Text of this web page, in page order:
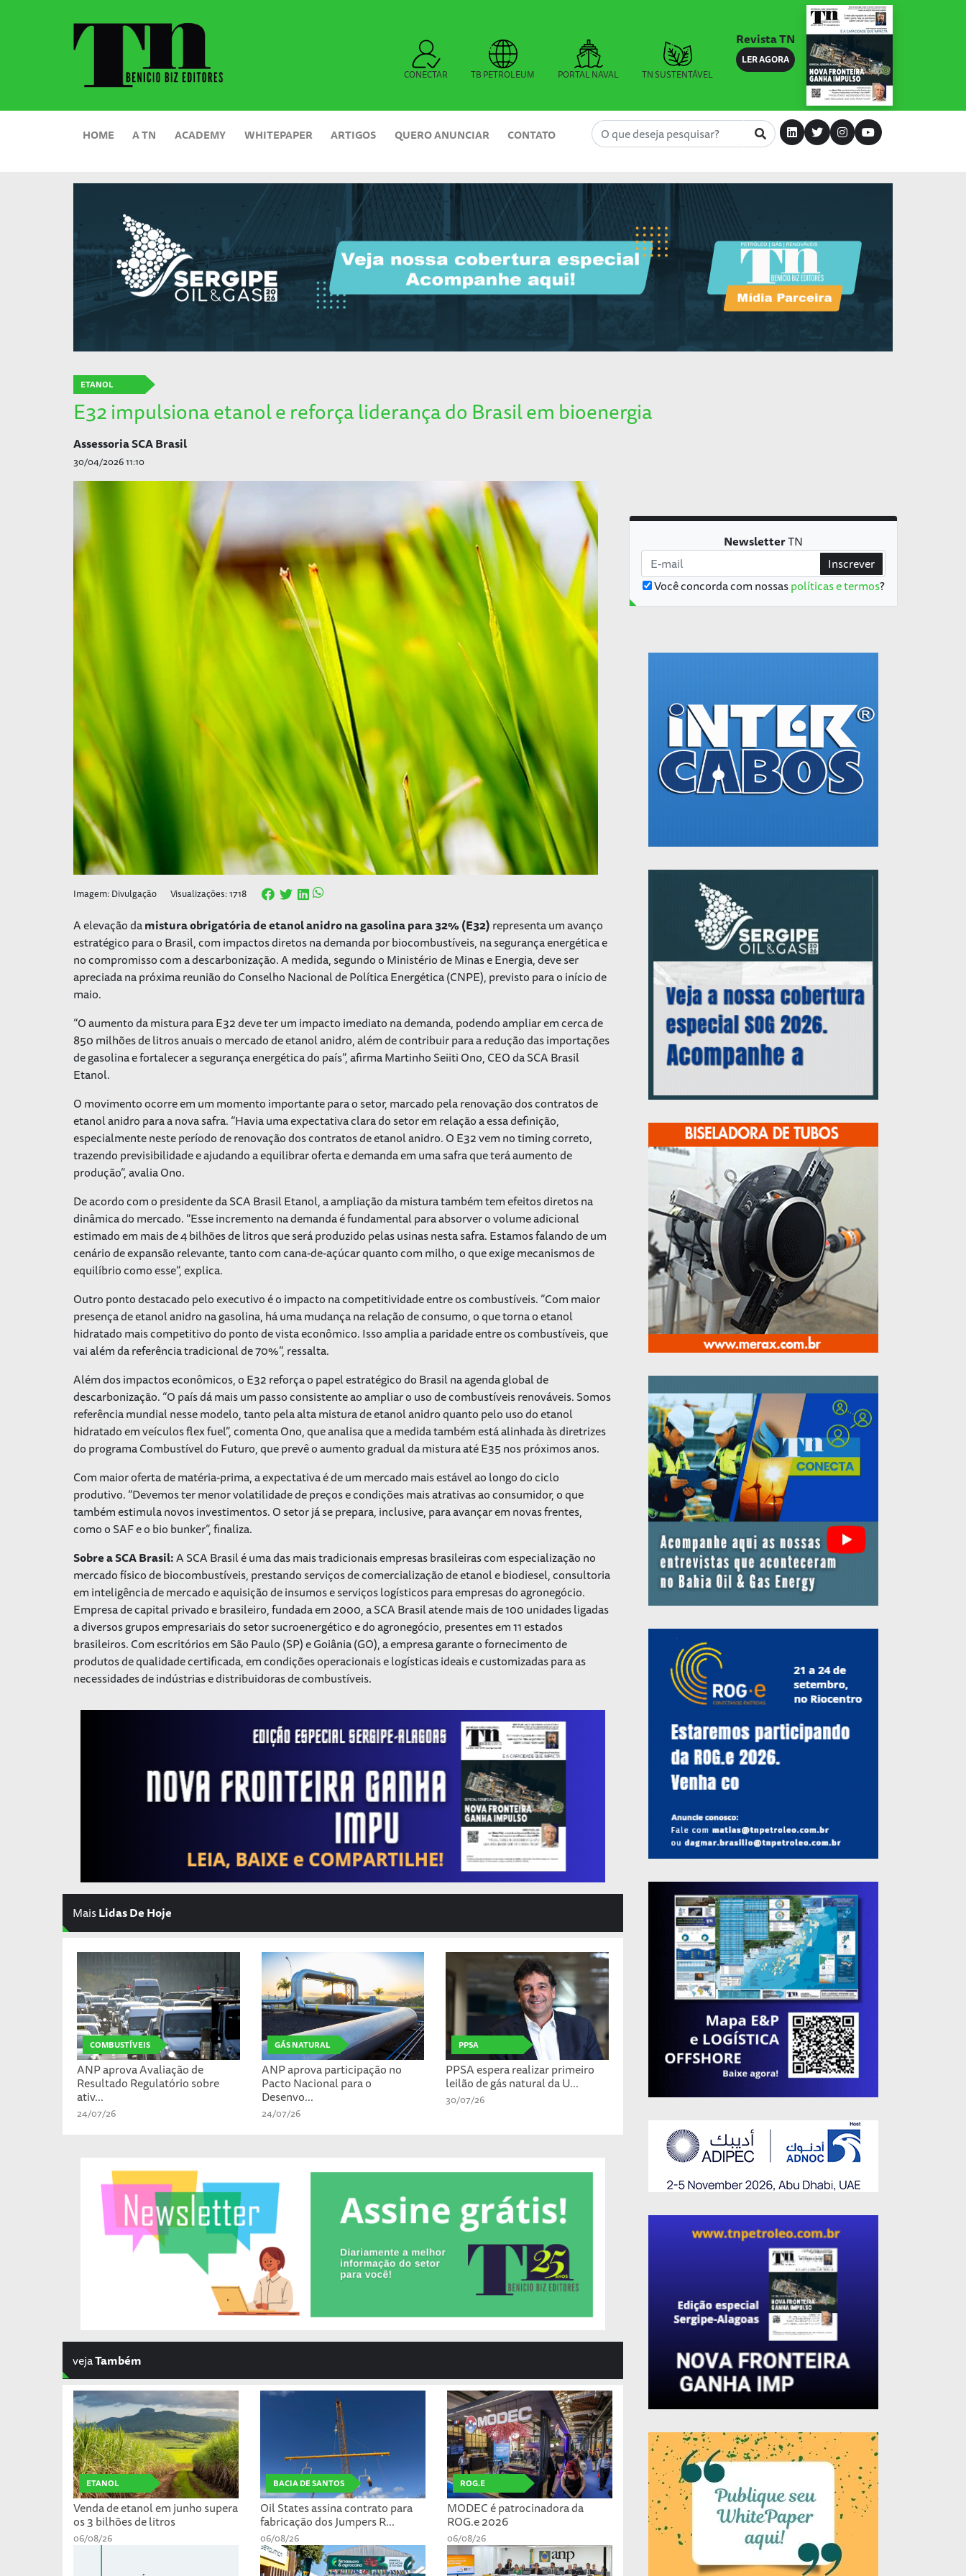
CONECTAR TB PETROLEUM PORTAL NAVAL TN SUSTENTÁVEL
Revista TN
LER AGORA
HOME A TN ACADEMY WHITEPAPER ARTIGOS QUERO ANUNCIAR CONTATO
ETANOL
E32 impulsiona etanol e reforça liderança do Brasil em bioenergia
Assessoria SCA Brasil
30/04/2026 11:10
Imagem: Divulgação Visualizações: 1718
A elevação damistura obrigatória de etanol anidro na gasolina para 32% (E32)representa um avanço
estratégico para o Brasil, com impactos diretos na demanda por biocombustíveis, na segurança energética e
no compromisso com a descarbonização. A medida, segundo o Ministério de Minas e Energia, deve ser
apreciada na próxima reunião do Conselho Nacional de Política Energética (CNPE), previsto para o início de
maio.
“O aumento da mistura para E32 deve ter um impacto imediato na demanda, podendo ampliar em cerca de
850 milhões de litros anuais o mercado de etanol anidro, além de contribuir para a redução das importações
de gasolina e fortalecer a segurança energética do país”, afirma Martinho Seiiti Ono, CEO da SCA Brasil
Etanol.
O movimento ocorre em um momento importante para o setor, marcado pela renovação dos contratos de
etanol anidro para a nova safra. “Havia uma expectativa clara do setor em relação a essa definição,
especialmente neste período de renovação dos contratos de etanol anidro. O E32 vem no timing correto,
trazendo previsibilidade e ajudando a equilibrar oferta e demanda em uma safra que terá aumento de
produção”, avalia Ono.
De acordo com o presidente da SCA Brasil Etanol, a ampliação da mistura também tem efeitos diretos na
dinâmica do mercado. “Esse incremento na demanda é fundamental para absorver o volume adicional
estimado em mais de 4 bilhões de litros que será produzido pelas usinas nesta safra. Estamos falando de um
cenário de expansão relevante, tanto com cana-de-açúcar quanto com milho, o que exige mecanismos de
equilíbrio como esse”, explica.
Outro ponto destacado pelo executivo é o impacto na competitividade entre os combustíveis. “Com maior
presença de etanol anidro na gasolina, há uma mudança na relação de consumo, o que torna o etanol
hidratado mais competitivo do ponto de vista econômico. Isso amplia a paridade entre os combustíveis, que
vai além da referência tradicional de 70%”, ressalta.
Além dos impactos econômicos, o E32 reforça o papel estratégico do Brasil na agenda global de
descarbonização. “O país dá mais um passo consistente ao ampliar o uso de combustíveis renováveis. Somos
referência mundial nesse modelo, tanto pela alta mistura de etanol anidro quanto pelo uso do etanol
hidratado em veículos flex fuel”, comenta Ono, que analisa que a medida também está alinhada às diretrizes
do programa Combustível do Futuro, que prevê o aumento gradual da mistura até E35 nos próximos anos.
Com maior oferta de matéria-prima, a expectativa é de um mercado mais estável ao longo do ciclo
produtivo. “Devemos ter menor volatilidade de preços e condições mais atrativas ao consumidor, o que
também estimula novos investimentos. O setor já se prepara, inclusive, para avançar em novas frentes,
como o SAF e o bio bunker”, finaliza.
Sobre a SCA Brasil:A SCA Brasil é uma das mais tradicionais empresas brasileiras com especialização no
mercado físico de biocombustíveis, prestando serviços de comercialização de etanol e biodiesel, consultoria
em inteligência de mercado e aquisição de insumos e serviços logísticos para empresas do agronegócio.
Empresa de capital privado e brasileiro, fundada em 2000, a SCA Brasil atende mais de 100 unidades ligadas
a diversos grupos empresariais do setor sucroenergético e do agronegócio, presentes em 11 estados
brasileiros. Com escritórios em São Paulo (SP) e Goiânia (GO), a empresa garante o fornecimento de
produtos de qualidade certificada, em condições operacionais e logísticas ideais e customizadas para as
necessidades de indústrias e distribuidoras de combustíveis.
MaisLidas De Hoje
COMBUSTÍVEIS
ANP aprova Avaliação de
Resultado Regulatório sobre
ativ...
24/07/26
GÁS NATURAL
ANP aprova participação no
Pacto Nacional para o
Desenvo...
24/07/26
PPSA
PPSA espera realizar primeiro
leilão de gás natural da U...
30/07/26
vejaTambém
ETANOL
Venda de etanol em junho supera
os 3 bilhões de litros
06/08/26
BACIA DE SANTOS
Oil States assina contrato para
fabricação dos Jumpers R...
06/08/26
ROG.E
MODEC é patrocinadora da
ROG.e 2026
06/08/26
NewsletterTN
Você concorda com nossaspolíticas e termos?
Inscrever